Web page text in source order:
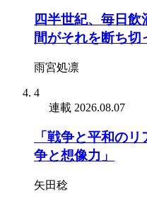
四半世紀、毎日
間がそれを断ち切
雨宮処凛
4
連載 2026.08.07
「戦争と平和の
争と想像力」
矢田稔